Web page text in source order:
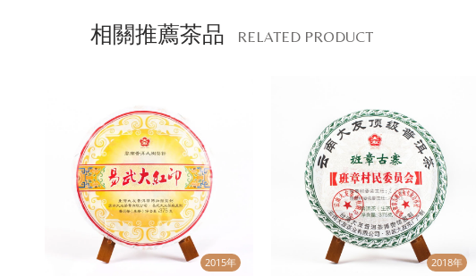
相關推薦茶品 RELATED PRODUCT
2015年 2018年